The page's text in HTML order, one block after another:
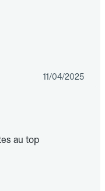
11/04/2025
au top